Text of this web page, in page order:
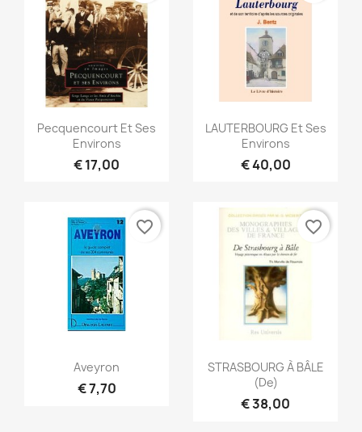
Snel bekijken
Pecquencourt Et Ses
Environs
€ 17,00
Snel bekijken
LAUTERBOURG Et Ses
Environs
€ 40,00
Snel bekijken
Aveyron
€ 7,70
favorite_border
Snel bekijken
STRASBOURG À BÂLE
(De)
€ 38,00
favorite_border